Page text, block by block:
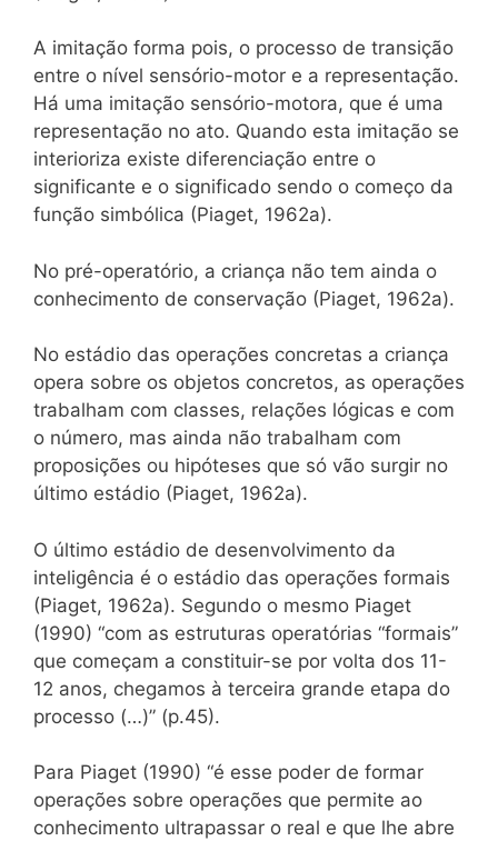
A imitação forma pois, o processo de transição
entre o nível sensório-motor e a representação.
Há uma imitação sensório-motora, que é uma
representação no ato. Quando esta imitação se
interioriza existe diferenciação entre o
significante e o significado sendo o começo da
função simbólica (Piaget, 1962a).
No pré-operatório, a criança não tem ainda o
conhecimento de conservação (Piaget, 1962a).
No estádio das operações concretas a criança
opera sobre os objetos concretos, as operações
trabalham com classes, relações lógicas e com
o número, mas ainda não trabalham com
proposições ou hipóteses que só vão surgir no
último estádio (Piaget, 1962a).
O último estádio de desenvolvimento da
inteligência é o estádio das operações formais
(Piaget, 1962a). Segundo o mesmo Piaget
(1990) “com as estruturas operatórias “formais”
que começam a constituir-se por volta dos 11-
12 anos, chegamos à terceira grande etapa do
processo (…)” (p.45).
Para Piaget (1990) “é esse poder de formar
operações sobre operações que permite ao
conhecimento ultrapassar o real e que lhe abre